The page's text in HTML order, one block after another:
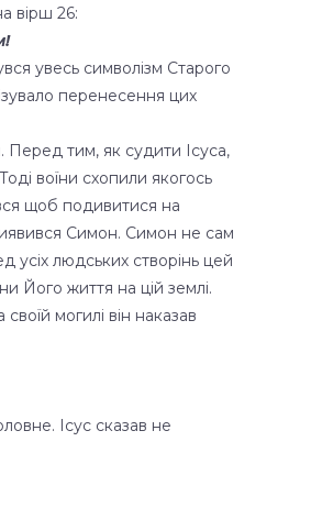
вірш 26:
увесь символізм Старого
перенесення цих
Перед тим, як судити Ісуса,
воїни схопили якогось
щоб подивитися на
Симон. Симон не сам
усіх людських створінь цей
Його життя на цій землі.
могилі він наказав
Ісус сказав не